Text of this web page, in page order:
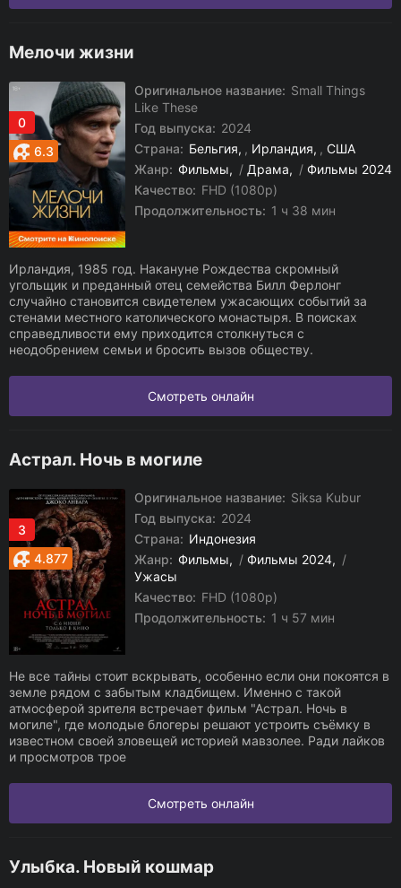
Мелочи жизни
0
6.3
Оригинальное название: Small Things
Like These
Год выпуска: 2024
Страна: Бельгия , Ирландия , США
Жанр: Фильмы / Драма / Фильмы 2024
Качество: FHD (1080p)
Продолжительность: 1 ч 38 мин
Ирландия, 1985 год. Накануне Рождества скромный
угольщик и преданный отец семейства Билл Ферлонг
случайно становится свидетелем ужасающих событий за
стенами местного католического монастыря. В поисках
справедливости ему приходится столкнуться с
неодобрением семьи и бросить вызов обществу.
Смотреть онлайн
Астрал. Ночь в могиле
3
4.877
Оригинальное название: Siksa Kubur
Год выпуска: 2024
Страна: Индонезия
Жанр: Фильмы / Фильмы 2024
/
Ужасы
Качество: FHD (1080p)
Продолжительность: 1 ч 57 мин
Не все тайны стоит вскрывать, особенно если они покоятся в
земле рядом с забытым кладбищем. Именно с такой
атмосферой зрителя встречает фильм "Астрал. Ночь в
могиле", где молодые блогеры решают устроить съёмку в
известном своей зловещей историей мавзолее. Ради лайков
и просмотров трое
Смотреть онлайн
Улыбка. Новый кошмар